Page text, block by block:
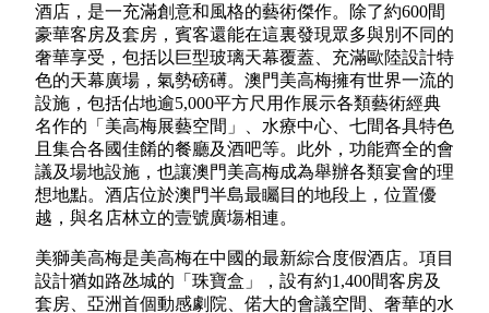
酒店，是一充滿創意和風格的藝術傑作。除了約600間
豪華客房及套房，賓客還能在這裏發現眾多與別不同的
奢華享受，包括以巨型玻璃天幕覆蓋、充滿歐陸設計特
色的天幕廣場，氣勢磅礡。澳門美高梅擁有世界一流的
設施，包括佔地逾5,000平方尺用作展示各類藝術經典
名作的「美高梅展藝空間」、水療中心、七間各具特色
且集合各國佳餚的餐廳及酒吧等。此外，功能齊全的會
議及場地設施，也讓澳門美高梅成為舉辦各類宴會的理
想地點。酒店位於澳門半島最矚目的地段上，位置優
越，與名店林立的壹號廣塲相連。
美獅美高梅是美高梅在中國的最新綜合度假酒店。項目
設計猶如路氹城的「珠寶盒」，設有約1,400間客房及
套房、亞洲首個動感劇院、偌大的會議空間、奢華的水